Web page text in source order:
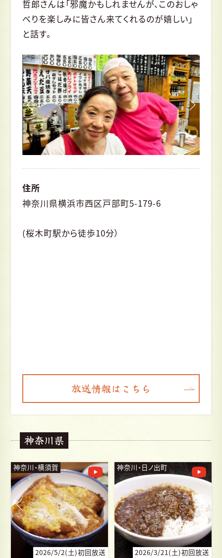
哲郎さんは「邪魔かもしれませんが、このおしゃ
べりを楽しみに皆さん来てくれるのが嬉しい」
と話す。
住所
神奈川県横浜市西区戸部町5-179-6
(桜木町駅から徒歩10分）
放送情報はこちら
神奈川県
神奈川・横須賀
2026/5/2(土)初回放送
神奈川・日ノ出町
2026/3/21(土)初回放送